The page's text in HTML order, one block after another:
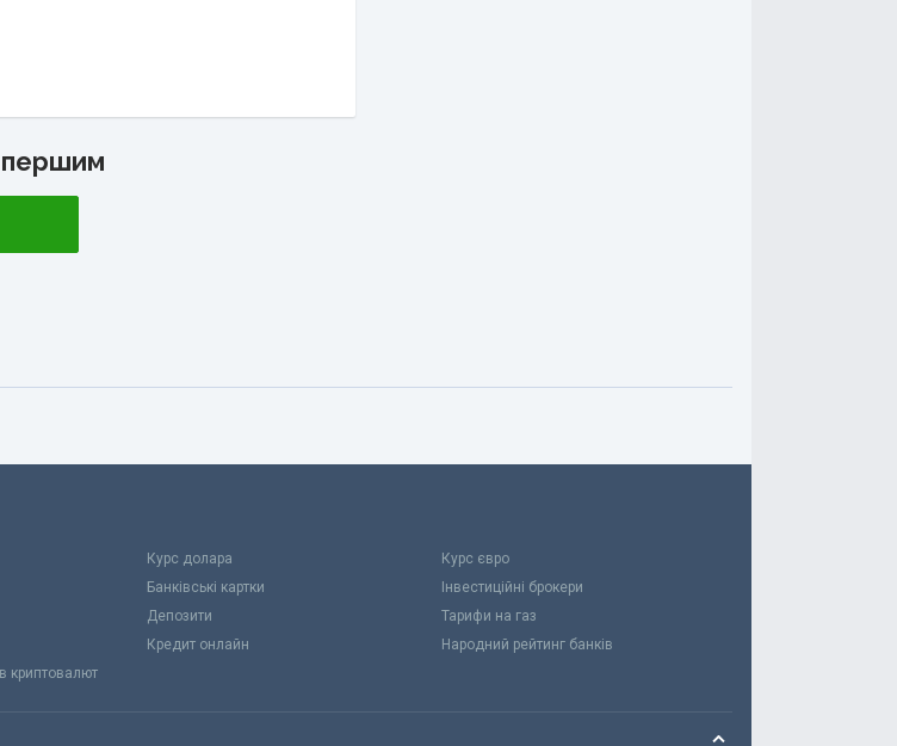
першим
Курс долара
Курс євро
Банківські картки
Інвестиційні брокери
Депозити
Тарифи на газ
Кредит онлайн
Народний рейтинг банків
криптовалют